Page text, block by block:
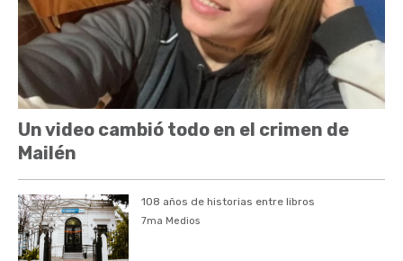
Un video cambió todo en el crimen de
Mailén
108 años de historias entre libros
7ma Medios